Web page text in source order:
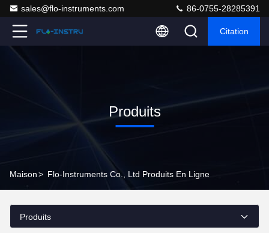
sales@flo-instruments.com 86-0755-28285391
Citation
Produits
Maison> Flo-Instruments Co., Ltd Produits En Ligne
Produits